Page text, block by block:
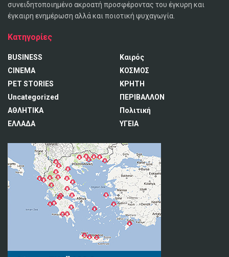
συνειδητοποιημένο ακροατή προσφέροντας του έγκυρη και
έγκαιρη ενημέρωση αλλά και ποιοτική ψυχαγωγία.
Κατηγορίες
BUSINESS
CINEMA
PET STORIES
Uncategorized
ΑΘΛΗΤΙΚΑ
ΕΛΛΑΔΑ
Καιρός
ΚΟΣΜΟΣ
ΚΡΗΤΗ
ΠΕΡΙΒΑΛΛΟΝ
Πολιτική
ΥΓΕΙΑ